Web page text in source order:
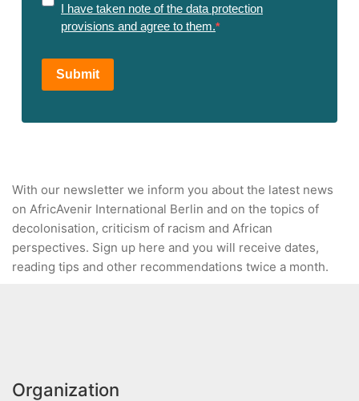
I have taken note of the data protection
provisions and agree to them.
Submit
With our newsletter we inform you about the latest news
on AfricAvenir International Berlin and on the topics of
decolonisation, criticism of racism and African
perspectives. Sign up here and you will receive dates,
reading tips and other recommendations twice a month.
Organization